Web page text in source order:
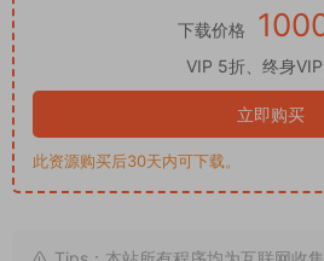
下载价格
VIP 5折、终身
立即购买
此资源购买后30天内可下载。